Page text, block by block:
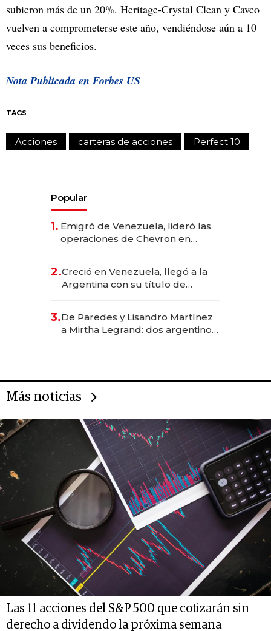
subieron más de un 20%. Heritage-Crystal Clean y Cavco
vuelven a comprometerse este año, vendiéndose aún a 10
veces sus beneficios.
Nota Publicada en Forbes US
TAGS
Acciones carteras de acciones Perfect 10
Popular
1. Emigró de Venezuela, lideró las
operaciones de Chevron en
2.Creció en Venezuela, llegó a la
Argentina con su título de
las marcas "fast premium"
3.De Paredes y Lisandro Martínez
a Mirtha Legrand: dos argentinos
Más noticias
Las 11 acciones del S&P 500 que cotizarán sin
derecho a dividendo la próxima semana